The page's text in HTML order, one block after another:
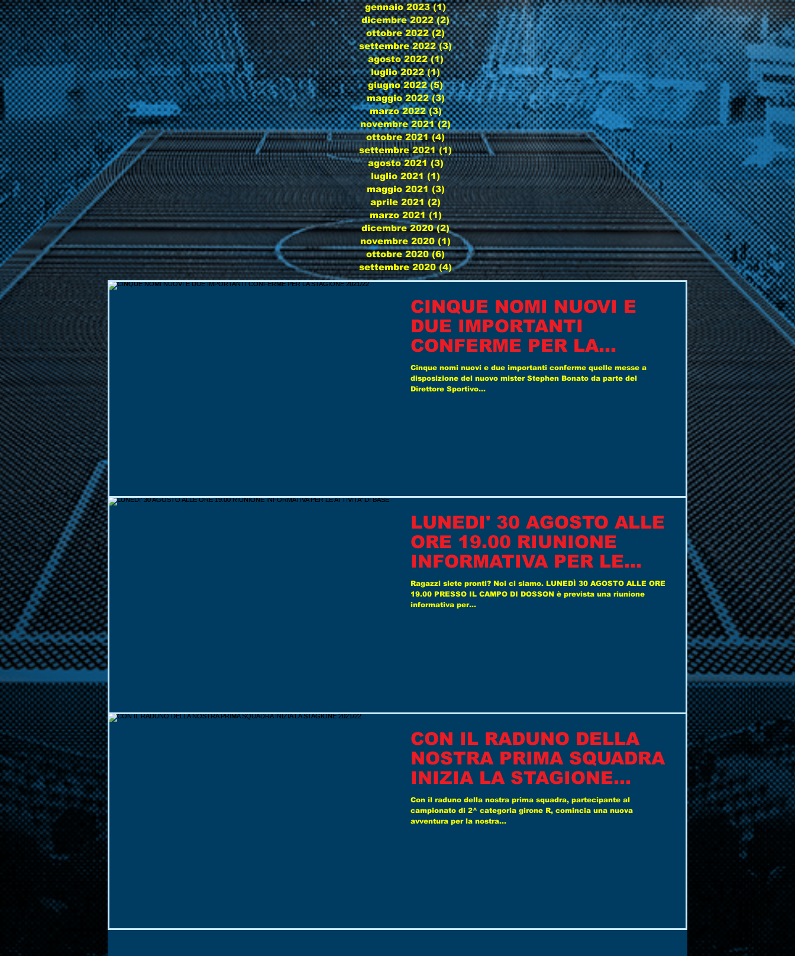
gennaio 2023 (1)1 post
dicembre 2022 (2)2 post
ottobre 2022 (2)2 post
settembre 2022 (3)3 post
agosto 2022 (1)1 post
luglio 2022 (1)1 post
giugno 2022 (5)5 post
maggio 2022 (3)3 post
marzo 2022 (3)3 post
novembre 2021 (2)2 post
ottobre 2021 (4)4 post
settembre 2021 (1)1 post
agosto 2021 (3)3 post
luglio 2021 (1)1 post
maggio 2021 (3)3 post
aprile 2021 (2) 2 post
marzo 2021 (1)1 post
dicembre 2020 (2)2 post
novembre 2020 (1) 1 post
ottobre 2020 (6)6 post
settembre 2020 (4)4 post
CINQUE NOMI NUOVI E
DUE IMPORTANTI
CONFERME PER LA
STAGIONE 2021/22
Cinque nomi nuovi e due importanti conferme quelle messe a
disposizione del nuovo mister Stephen Bonato da parte del
Direttore Sportivo...
LUNEDI' 30 AGOSTO ALLE
ORE 19.00 RIUNIONE
INFORMATIVA PER LE
ATTIVITA' DI BASE
Ragazzi siete pronti? Noi ci siamo. LUNEDÌ 30 AGOSTO ALLE ORE
19.00 PRESSO IL CAMPO DI DOSSON è prevista una riunione
informativa per...
CON IL RADUNO DELLA
NOSTRA PRIMA SQUADRA
INIZIA LA STAGIONE
2021/22
Con il raduno della nostra prima squadra, partecipante al
campionato di 2^ categoria girone R, comincia una nuova
avventura per la nostra...